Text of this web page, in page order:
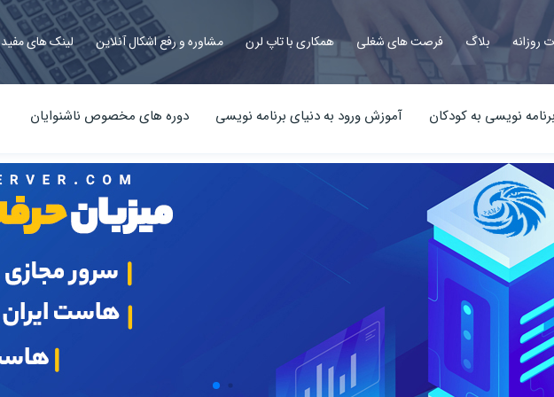
روزانه بلاگ فرصت های شغلی همکاری با تاپ لرن مشاوره و رفع اشکال آنلاین لینک های مفید
نویسی به کودکان آموزش ورود به دنیای برنامه نویسی دوره های مخصوص ناشنوایان